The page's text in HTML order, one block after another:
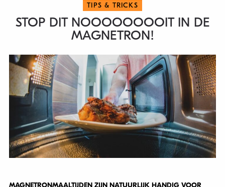
TIPS & TRICKS
STOP DIT NOOOOOOOOIT IN DE
MAGNETRON!